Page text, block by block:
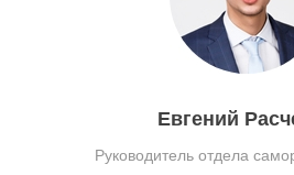
Евгений
Руководитель отдела